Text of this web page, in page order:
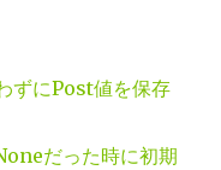
ずにPost値を保存
だった時に初期